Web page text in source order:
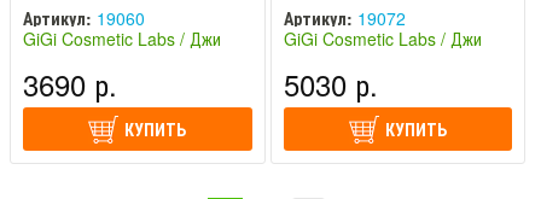
Артикул: 19060
GiGi Cosmetic Labs / Джи
3690 р.
КУПИТЬ
Артикул: 19072
GiGi Cosmetic Labs / Джи
5030 р.
КУПИТЬ